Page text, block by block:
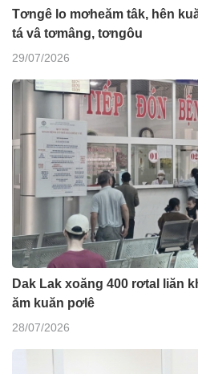
Tơngê lo mơheăm tâk, hên
tá vâ tơmâng, tơngôu
29/07/2026
Dak Lak xoăng 400 rơtal liăn
ăm kuăn pơlê
28/07/2026